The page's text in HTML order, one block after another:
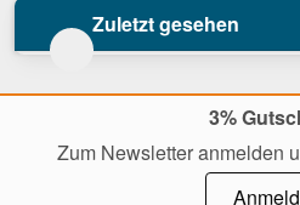
Zuletzt gesehen
3%
Zum Newsletter anmelden